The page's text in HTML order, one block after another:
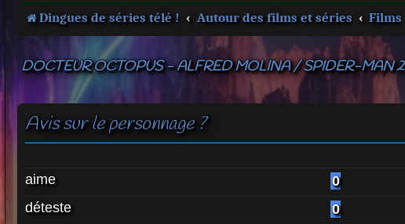
Dingues de séries télé ! Autour des films et séries Films
DOCTEUR OCTOPUS - ALFRED MOLINA / SPIDER-MAN 2
Avis sur le personnage ?
aime 0
déteste
0